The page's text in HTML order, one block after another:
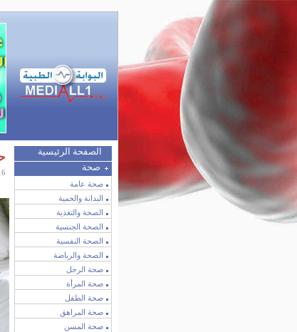
الصفحة الرئيسية
صحة
صحة عامة
البدانة والحمية
الصحة والتغذية
الصحة الجنسية
الصحة النفسية
الصحة والرياضة
صحة الرجل
صحة المرأة
صحة الطفل
صحة المراهق
صحة المسن